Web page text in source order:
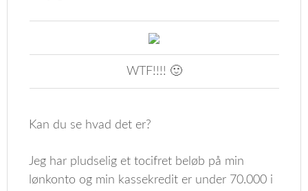
WTF!!!! 🙂
Kan du se hvad det er?
Jeg har pludselig et tocifret beløb på min
lønkonto og min kassekredit er under 70.000 i